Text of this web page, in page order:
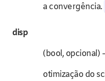
a convergência.
disp
(bool, opcional)
otimização do